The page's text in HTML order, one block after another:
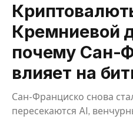
Кремниевой
почему Сан-
влияет на
Сан-Франциско снова
пересекаются AI,